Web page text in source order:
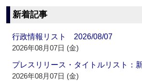
新着記事
行政情報リスト 2026/08/07
2026年08月07日 (金)
プレスリリース・タイトルリスト
2026年08月07日 (金)